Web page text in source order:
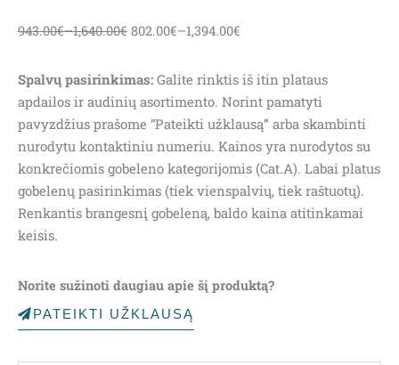
943.00€–1,640.00€ 802.00€–1,394.00€
Spalvų pasirinkimas: Galite rinktis iš itin plataus
apdailos ir audinių asortimento. Norint pamatyti
pavyzdžius prašome “Pateikti užklausą” arba skambinti
nurodytu kontaktiniu numeriu. Kainos yra nurodytos su
konkrečiomis gobeleno kategorijomis (Cat.A). Labai platus
gobelenų pasirinkimas (tiek vienspalvių, tiek raštuotų).
Renkantis brangesnį gobeleną, baldo kaina atitinkamai
keisis.
Norite sužinoti daugiau apie šį produktą?
PATEIKTI UŽKLAUSĄ